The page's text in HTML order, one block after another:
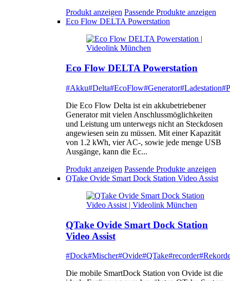
Produkt anzeigen Passende Produkte anzeigen
Eco Flow DELTA Powerstation
Eco Flow DELTA Powerstation
#Akku#Delta#EcoFlow#Generator#Ladestation
Die Eco Flow Delta ist ein akkubetriebener
Generator mit vielen Anschlussmöglichkeiten
und Leistung um unterwegs nicht an Steckdosen
angewiesen sein zu müssen. Mit einer Kapazität
von 1.2 kWh, vier AC-, sowie jede menge USB
Ausgänge, kann die Ec...
Produkt anzeigen Passende Produkte anzeigen
QTake Ovide Smart Dock Station Video Assist
QTake Ovide Smart Dock Station
Video Assist
#Dock#Mischer#Ovide#QTake#recorder
Die mobile SmartDock Station von Ovide ist die